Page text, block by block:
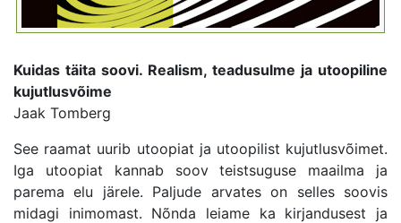
Kuidas täita soovi. Realism, teadusulme ja utoopiline
kujutlusvõime
Jaak Tomberg
See raamat uurib utoopiat ja utoopilist kujutlusvõimet.
Iga utoopiat kannab soov teistsuguse maailma ja
parema elu järele. Paljude arvates on selles soovis
midagi inimomast. Nõnda leiame ka kirjandusest ja